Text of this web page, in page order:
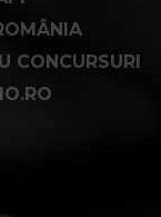
CONCURSURI